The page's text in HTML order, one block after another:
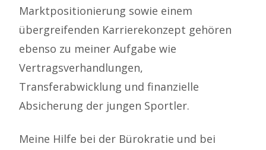
Marktpositionierung sowie einem
übergreifenden Karrierekonzept gehören
ebenso zu meiner Aufgabe wie
Vertragsverhandlungen,
Transferabwicklung und finanzielle
Absicherung der jungen Sportler.
Meine Hilfe bei der Bürokratie und bei